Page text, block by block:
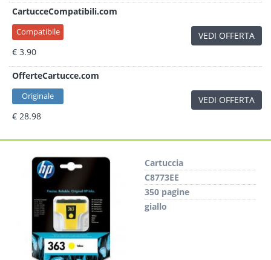
CartucceCompatibili.com
Compatibile
€ 3.90
VEDI OFFERTA
OfferteCartucce.com
Originale
€ 28.98
VEDI OFFERTA
Cartuccia
C8773EE
350 pagine
giallo